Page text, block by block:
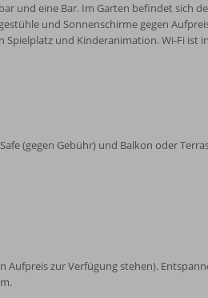
und eine Bar. Im Garten befindet sich
und Sonnenschirme gegen
und Kinderanimation. Wi-Fi ist
(gegen Gebühr) und Balkon oder
zur Verfügung stehen).